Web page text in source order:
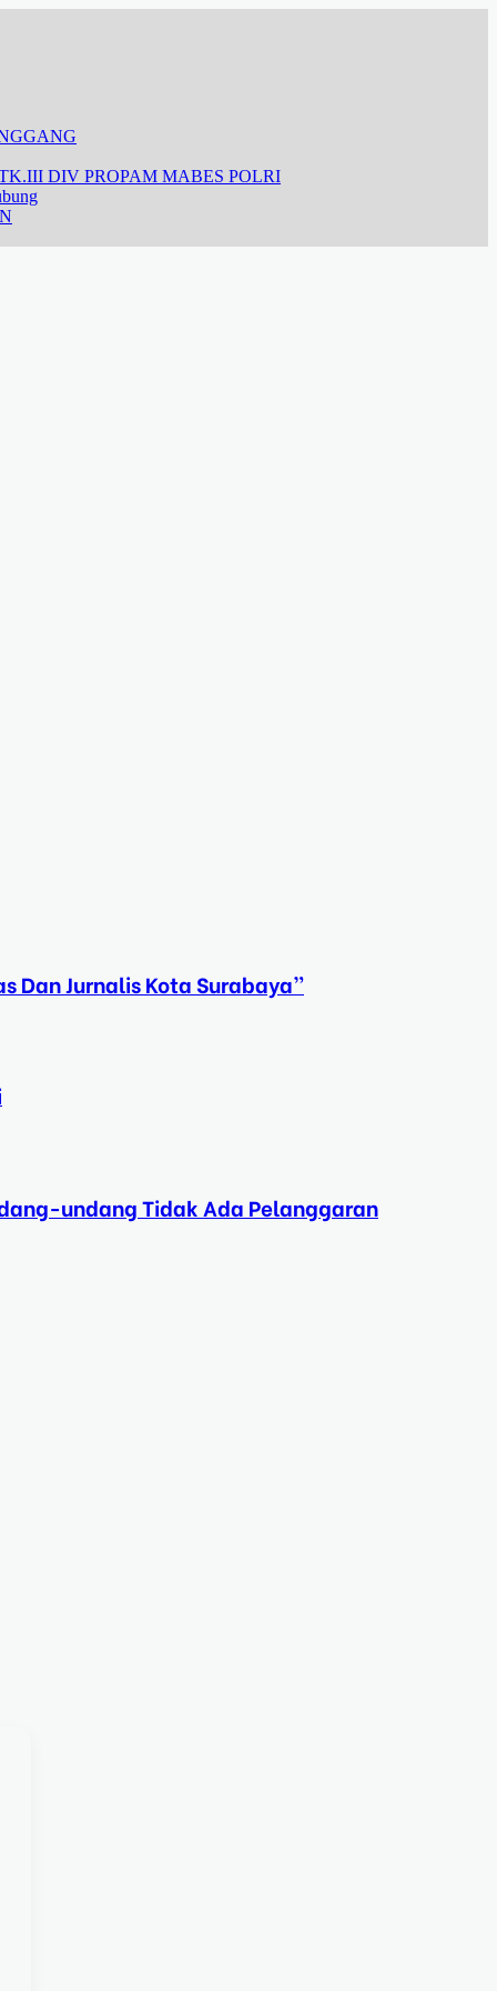
DIV PROPAM MABES POLRI
Dan Jurnalis Kota Surabaya”
undang Tidak Ada Pelanggaran